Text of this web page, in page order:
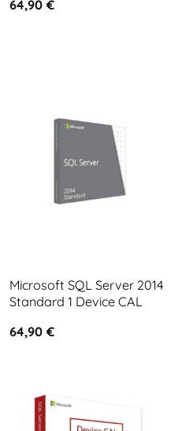
64,90 €
Microsoft SQL Server 2014
Standard 1 Device CAL
64,90 €